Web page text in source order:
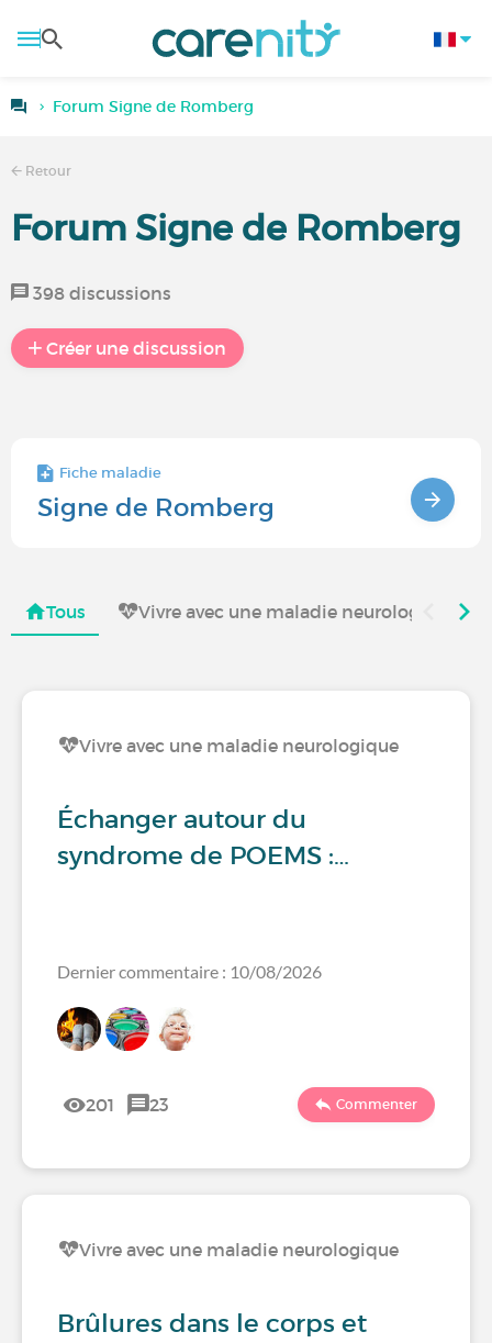
Forum Signe de Romberg
Retour
Forum Signe de Romberg
398 discussions
Créer une discussion
Fiche maladie
Signe de Romberg
Tous Vivre avec une maladie neurologique
Vivre avec une maladie neurologique
Échanger autour du
syndrome de POEMS :…
Dernier commentaire : 10/08/2026
201 23 Commenter
Vivre avec une maladie neurologique
Brûlures dans le corps et